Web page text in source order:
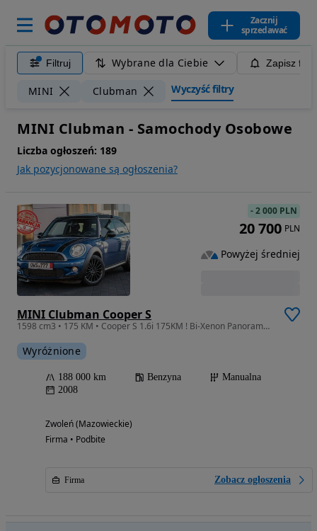
Zacznij
sprzedawać
Filtruj Wybrane dla Ciebie Zapisz
MINI Clubman Wyczyść filtry
MINI Clubman - Samochody Osobowe
Liczba ogłoszeń: 189
Jak pozycjonowane są ogłoszenia?
MINI Clubman Cooper S
1598 cm3 • 175 KM • Cooper S 1.6i 175KM ! Bi-Xenon Panorama ! Opłacony !
Wyróżnione
188 000 km Benzyna
Manualna
2008
Zwoleń (Mazowieckie)
Firma • Podbite
Firma Zobacz ogłoszenia
-2 000 PLN
20 700 PLN
Powyżej średniej